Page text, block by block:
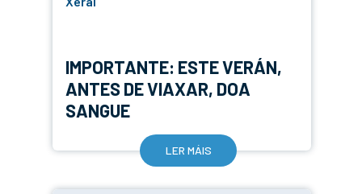
IMPORTANTE: ESTE VERÁN,
ANTES DE VIAXAR, DOA
SANGUE
LER MÁIS